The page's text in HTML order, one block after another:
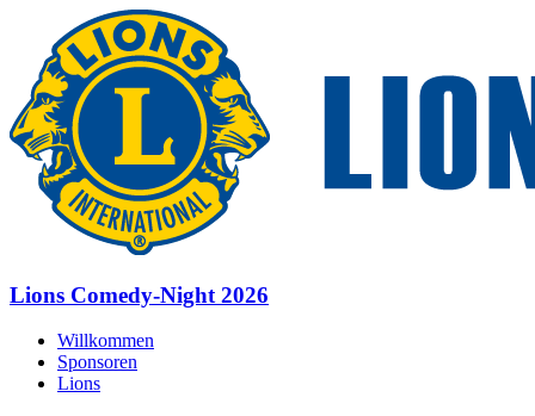
Lions Comedy-Night 2026
Willkommen
Sponsoren
Lions